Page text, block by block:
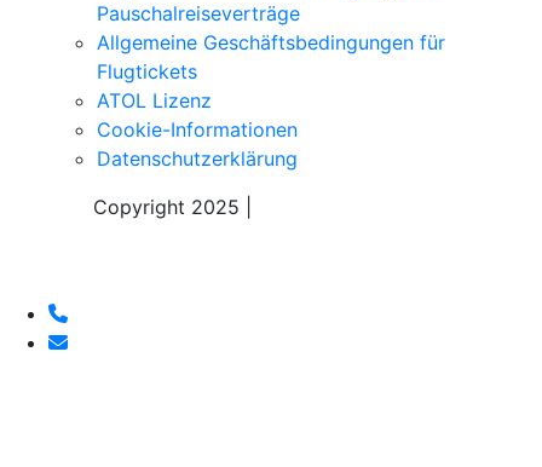
Pauschalreiseverträge
Allgemeine Geschäftsbedingungen für
Flugtickets
ATOL Lizenz
Cookie-Informationen
Datenschutzerklärung
Copyright 2025 |